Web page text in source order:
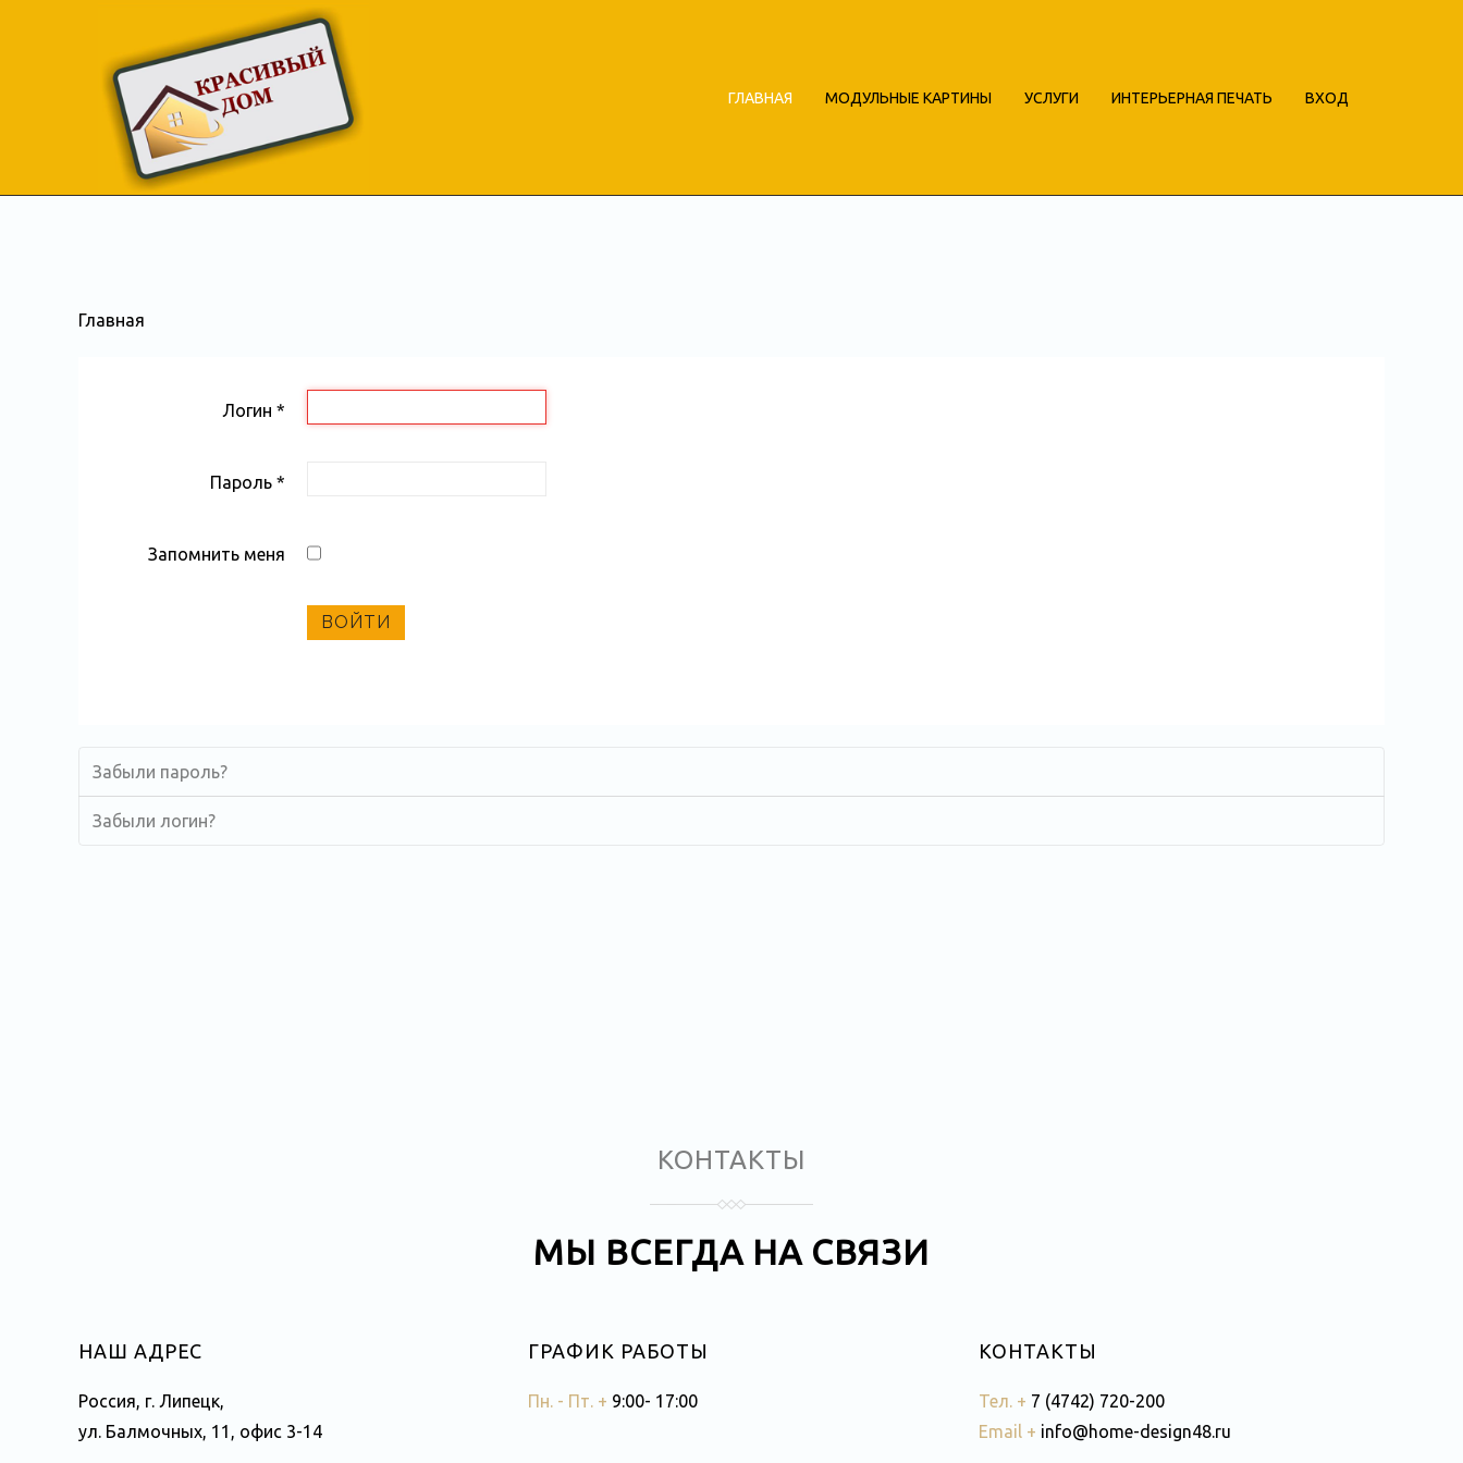
ГЛАВНАЯ МОДУЛЬНЫЕ КАРТИНЫ УСЛУГИ ИНТЕРЬЕРНАЯ ПЕЧАТЬ ВХОД
Главная
Логин *
Пароль *
Запомнить меня
ВОЙТИ
Забыли пароль?
Забыли логин?
КОНТАКТЫ
МЫ ВСЕГДА НА СВЯЗИ
НАШ АДРЕС
Россия, г. Липецк,
ул. Балмочных, 11, офис 3-14
ГРАФИК РАБОТЫ
Пн. - Пт. + 9:00- 17:00
КОНТАКТЫ
Тел. + 7 (4742) 720-200
Email + info@home-design48.ru